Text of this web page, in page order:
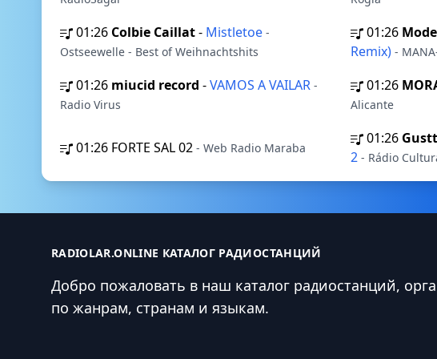
01:26 Colbie Caillat- Mistletoe -
Ostseewelle - Best of Weihnachtshits
01:26
Remix) -
01:26 miucid record -VAMOS A VAILAR -
Radio Virus
01:26
Alicante
01:26 FORTE SAL 02 - Web Radio Maraba
01:26
2 - Rádio
RADIOLAR.ONLINE КАТАЛОГ РАДИОСТАНЦИЙ
Добро пожаловать в наш каталог радиостанций,
по жанрам, странам и языкам.